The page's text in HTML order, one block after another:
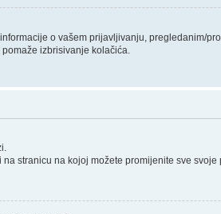
o vašem prijavljivanju, pregledanim/
izbrisivanje kolačića.
na stranicu na kojoj možete promijenite sve svoje